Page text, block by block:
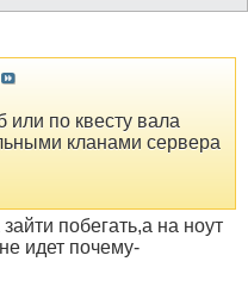
или по квесту вала
кланами сервера
побегать,а на ноут
идет почему-